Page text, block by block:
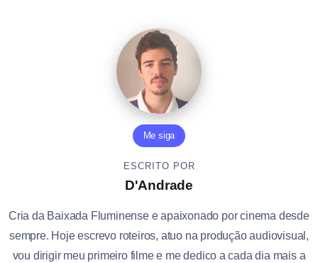
Me siga
ESCRITO POR
D'Andrade
Cria da Baixada Fluminense e apaixonado por cinema desde
sempre. Hoje escrevo roteiros, atuo na produção audiovisual,
vou dirigir meu primeiro filme e me dedico a cada dia mais a